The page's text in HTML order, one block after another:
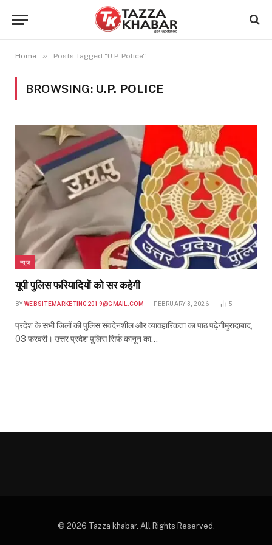
Home » Posts Tagged "U.P. Police"
BROWSING: U.P. POLICE
न्यूज़
यूपी पुलिस फरियादियों को सर कहेगी
BY WEBSITEMARKETING2019@GMAIL.COM FEBRUARY 3, 2026 5
प्रदेश के सभी जिलों की पुलिस संवदेनशील और व्यावहारिकता का पाठ पढ़ेगीमुरादाबाद,
03 फरवरी। उत्तर प्रदेश पुलिस सिर्फ कानून का…
© 2026 Tazza khabar. All Rights Reserved.